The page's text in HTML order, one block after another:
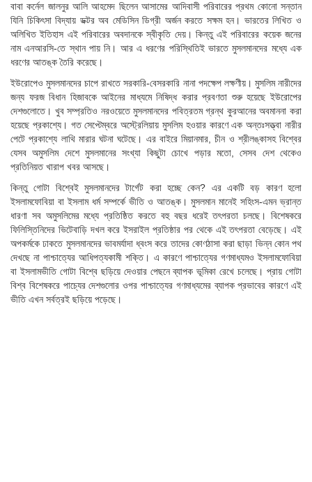
বাবা কর্নেল জালনুর আলি আহমেদ ছিলেন আসামের আদিবাসী পরিবারের প্রথম কোনো সন্তান
যিনি চিকিৎসা বিদ্যায় ডক্টর অব মেডিসিন ডিগ্রী অর্জন করতে সক্ষম হন। ভারতের লিখিত ও
অলিখিত ইতিহাস এই পরিবারের অবদানকে স্বীকৃতি দেয়। কিন্তু এই পরিবারের কয়েক জনের
নাম এনআরসি-তে স্থান পায় নি। আর এ ধরণের পরিস্থিতিই ভারতে মুসলমানদের মধ্যে এক
ধরণের আতঙ্ক তৈরি করেছে।
ইউরোপেও মুসলমানদের চাপে রাখতে সরকারি-বেসরকারি নানা পদক্ষেপ লক্ষণীয়। মুসলিম নারীদের
জন্য ফরজ বিধান হিজাবকে আইনের মাধ্যমে নিষিদ্ধ করার প্রবণতা শুরু হয়েছে ইউরোপের
দেশগুলোতে। খুব সম্প্রতিও নরওয়েতে মুসলমানদের পবিত্রতম গ্রন্থ কুরআনের অবমাননা করা
হয়েছে প্রকাশ্যে। গত সেপ্টেম্বরে অস্ট্রেলিয়ায় মুসলিম হওয়ার কারণে এক অন্তঃসত্ত্বা নারীর
পেটে প্রকাশ্যে লাথি মারার ঘটনা ঘটেছে। এর বাইরে মিয়ানমার, চীন ও শ্রীলঙ্কাসহ বিশ্বের
যেসব অমুসলিম দেশে মুসলমানের সংখ্যা কিছুটা চোখে পড়ার মতো, সেসব দেশ থেকেও
প্রতিনিয়ত খারাপ খবর আসছে।
কিন্তু গোটা বিশ্বেই মুসলমানদের টার্গেট করা হচ্ছে কেন? এর একটি বড় কারণ হলো
ইসলামফোবিয়া বা ইসলাম ধর্ম সম্পর্কে ভীতি ও আতঙ্ক। মুসলমান মানেই সহিংস-এমন ভ্রান্ত
ধারণা সব অমুসলিমের মধ্যে প্রতিষ্ঠিত করতে বহু বছর ধরেই তৎপরতা চলছে। বিশেষকরে
ফিলিস্তিনিদের ভিটেবাড়ি দখল করে ইসরাইল প্রতিষ্ঠার পর থেকে এই তৎপরতা বেড়েছে। এই
অপকর্মকে ঢাকতে মুসলমানদের ভাবমর্যাদা ধ্বংস করে তাদের কোণঠাসা করা ছাড়া ভিন্ন কোন পথ
দেখছে না পাশ্চাত্যের আধিপত্যকামী শক্তি। এ কারণে পাশ্চাত্যের গণমাধ্যমও ইসলামফোবিয়া
বা ইসলামভীতি গোটা বিশ্বে ছড়িয়ে দেওয়ার পেছনে ব্যাপক ভূমিকা রেখে চলেছে। প্রায় গোটা
বিশ্ব বিশেষকরে পাচ্যের দেশগুলোর ওপর পাশ্চাত্যের গণমাধ্যমের ব্যাপক প্রভাবের কারণে এই
ভীতি এখন সর্বত্রই ছড়িয়ে পড়েছে।